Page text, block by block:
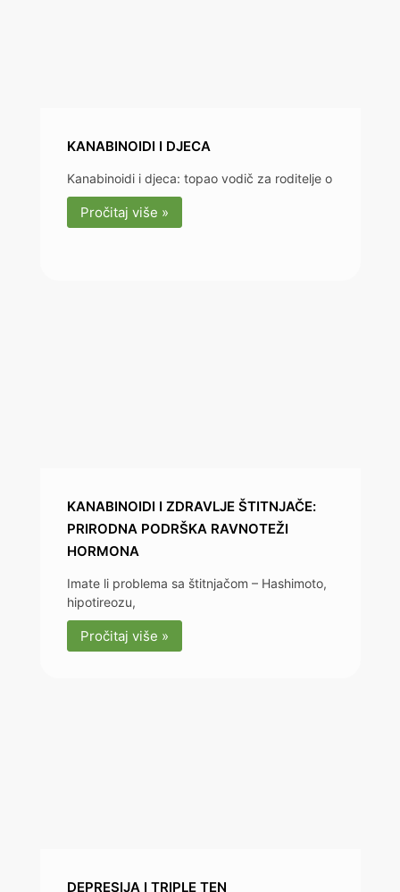
KANABINOIDI I DJECA
Kanabinoidi i djeca: topao vodič za roditelje o
Pročitaj više »
KANABINOIDI I ZDRAVLJE ŠTITNJAČE:
PRIRODNA PODRŠKA RAVNOTEŽI
HORMONA
Imate li problema sa štitnjačom – Hashimoto,
hipotireozu,
Pročitaj više »
DEPRESIJA I TRIPLE TEN